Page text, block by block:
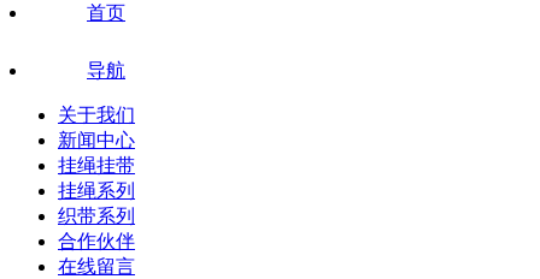
首页
导航
关于我们
新闻中心
挂绳挂带
挂绳系列
织带系列
合作伙伴
在线留言